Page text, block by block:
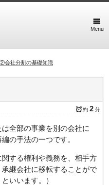
Menu
②会社分割の基礎知識
約 2 分
全部の事業を別の会社に
の手法の一つです。
する権利や義務を、相手方
継会社に移転することがで
いいます。）